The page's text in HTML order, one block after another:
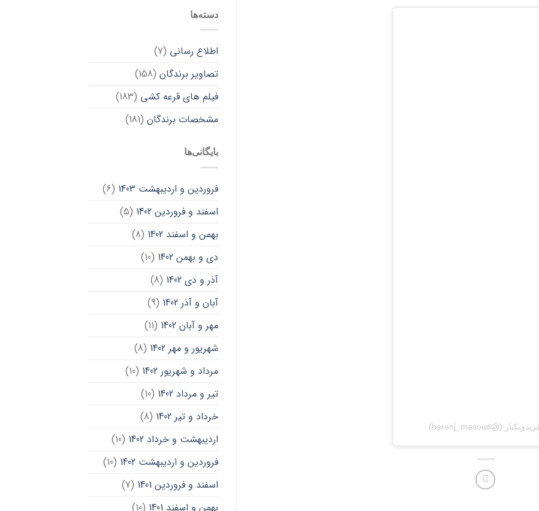
دسته‌ها
اطلاع رسانی (7)
تصاویر برندگان (158)
فیلم های قرعه کشی (183)
مشخصات برندگان (181)
بایگانی‌ها
فروردین و اردیبهشت 1403
(6)
اسفند و فروردین 1402
(5)
بهمن و اسفند 1402
(8)
دی و بهمن 1402
(10)
آذر و دی 1402
(8)
آبان و آذر 1402
(9)
مهر و آبان 1402
(11)
شهریور و مهر 1402
(8)
مرداد و شهریور 1402
(10)
تیر و مرداد 1402
(10)
خرداد و تیر 1402
(8)
اردیبهشت و خرداد 1402
(10)
فروردین و اردیبهشت 1402
(10)
اسفند و فروردین 1401
(7)
بهمن و اسفند 1401
(10)